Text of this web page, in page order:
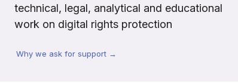
technical, legal, analytical and educational
work on digital rights protection
Why we ask for support →